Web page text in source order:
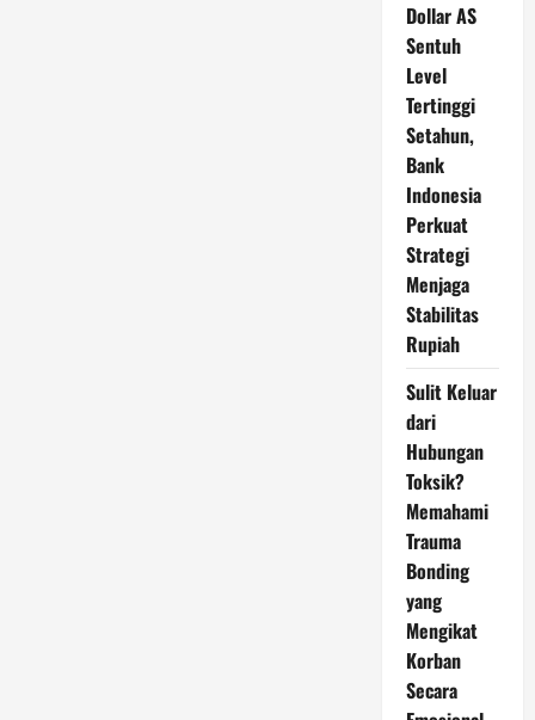
Dollar AS
Sentuh
Level
Tertinggi
Setahun,
Bank
Indonesia
Perkuat
Strategi
Menjaga
Stabilitas
Rupiah
Sulit Keluar
dari
Hubungan
Toksik?
Memahami
Trauma
Bonding
yang
Mengikat
Korban
Secara